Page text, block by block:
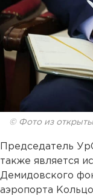
© Фото из
Председатель
также является
Демидовского
аэропорта